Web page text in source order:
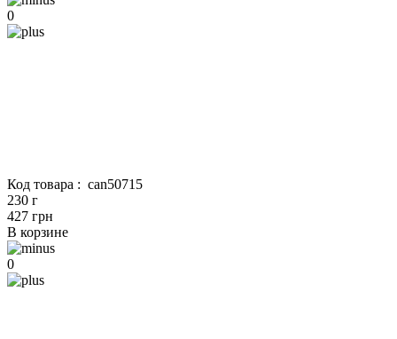
0
Код товара : can50715
230 г
427 грн
В корзине
0